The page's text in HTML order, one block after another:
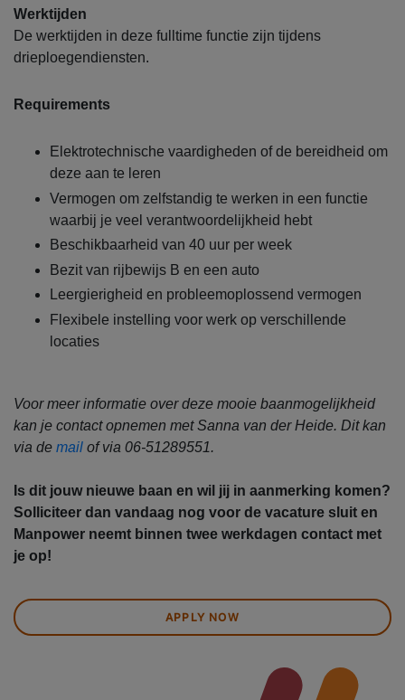
Werktijden
De werktijden in deze fulltime functie zijn tijdens
drieploegendiensten.
Requirements
Elektrotechnische vaardigheden of de bereidheid om
deze aan te leren
Vermogen om zelfstandig te werken in een functie
waarbij je veel verantwoordelijkheid hebt
Beschikbaarheid van 40 uur per week
Bezit van rijbewijs B en een auto
Leergierigheid en probleemoplossend vermogen
Flexibele instelling voor werk op verschillende
locaties
Voor meer informatie over deze mooie baanmogelijkheid
kan je contact opnemen met Sanna van der Heide. Dit kan
via de mail of via 06-51289551.
Is dit jouw nieuwe baan en wil jij in aanmerking komen?
Solliciteer dan vandaag nog voor de vacature sluit en
Manpower neemt binnen twee werkdagen contact met
je op!
APPLY NOW